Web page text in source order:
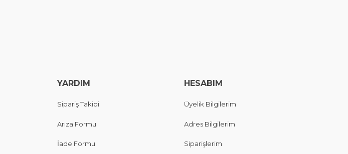
YARDIM
Sipariş Takibi
Arıza Formu
İade Formu
HESABIM
Üyelik Bilgilerim
Adres Bilgilerim
Siparişlerim